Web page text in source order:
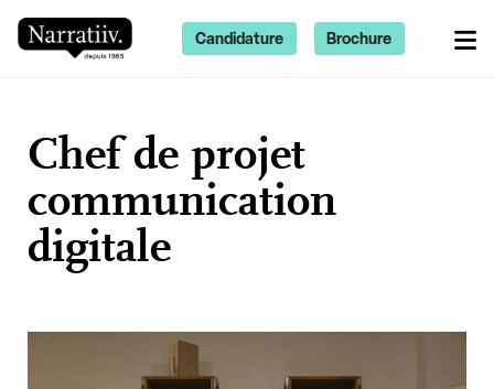
Chef de projet
communication
digitale
Candidature Brochure